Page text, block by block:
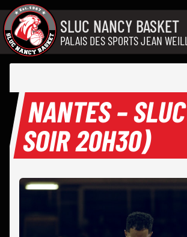
Aller au contenu
SLUC NANCY BASKET
PALAIS DES SPORTS JEAN
NANTES –
SOIR 20H30)